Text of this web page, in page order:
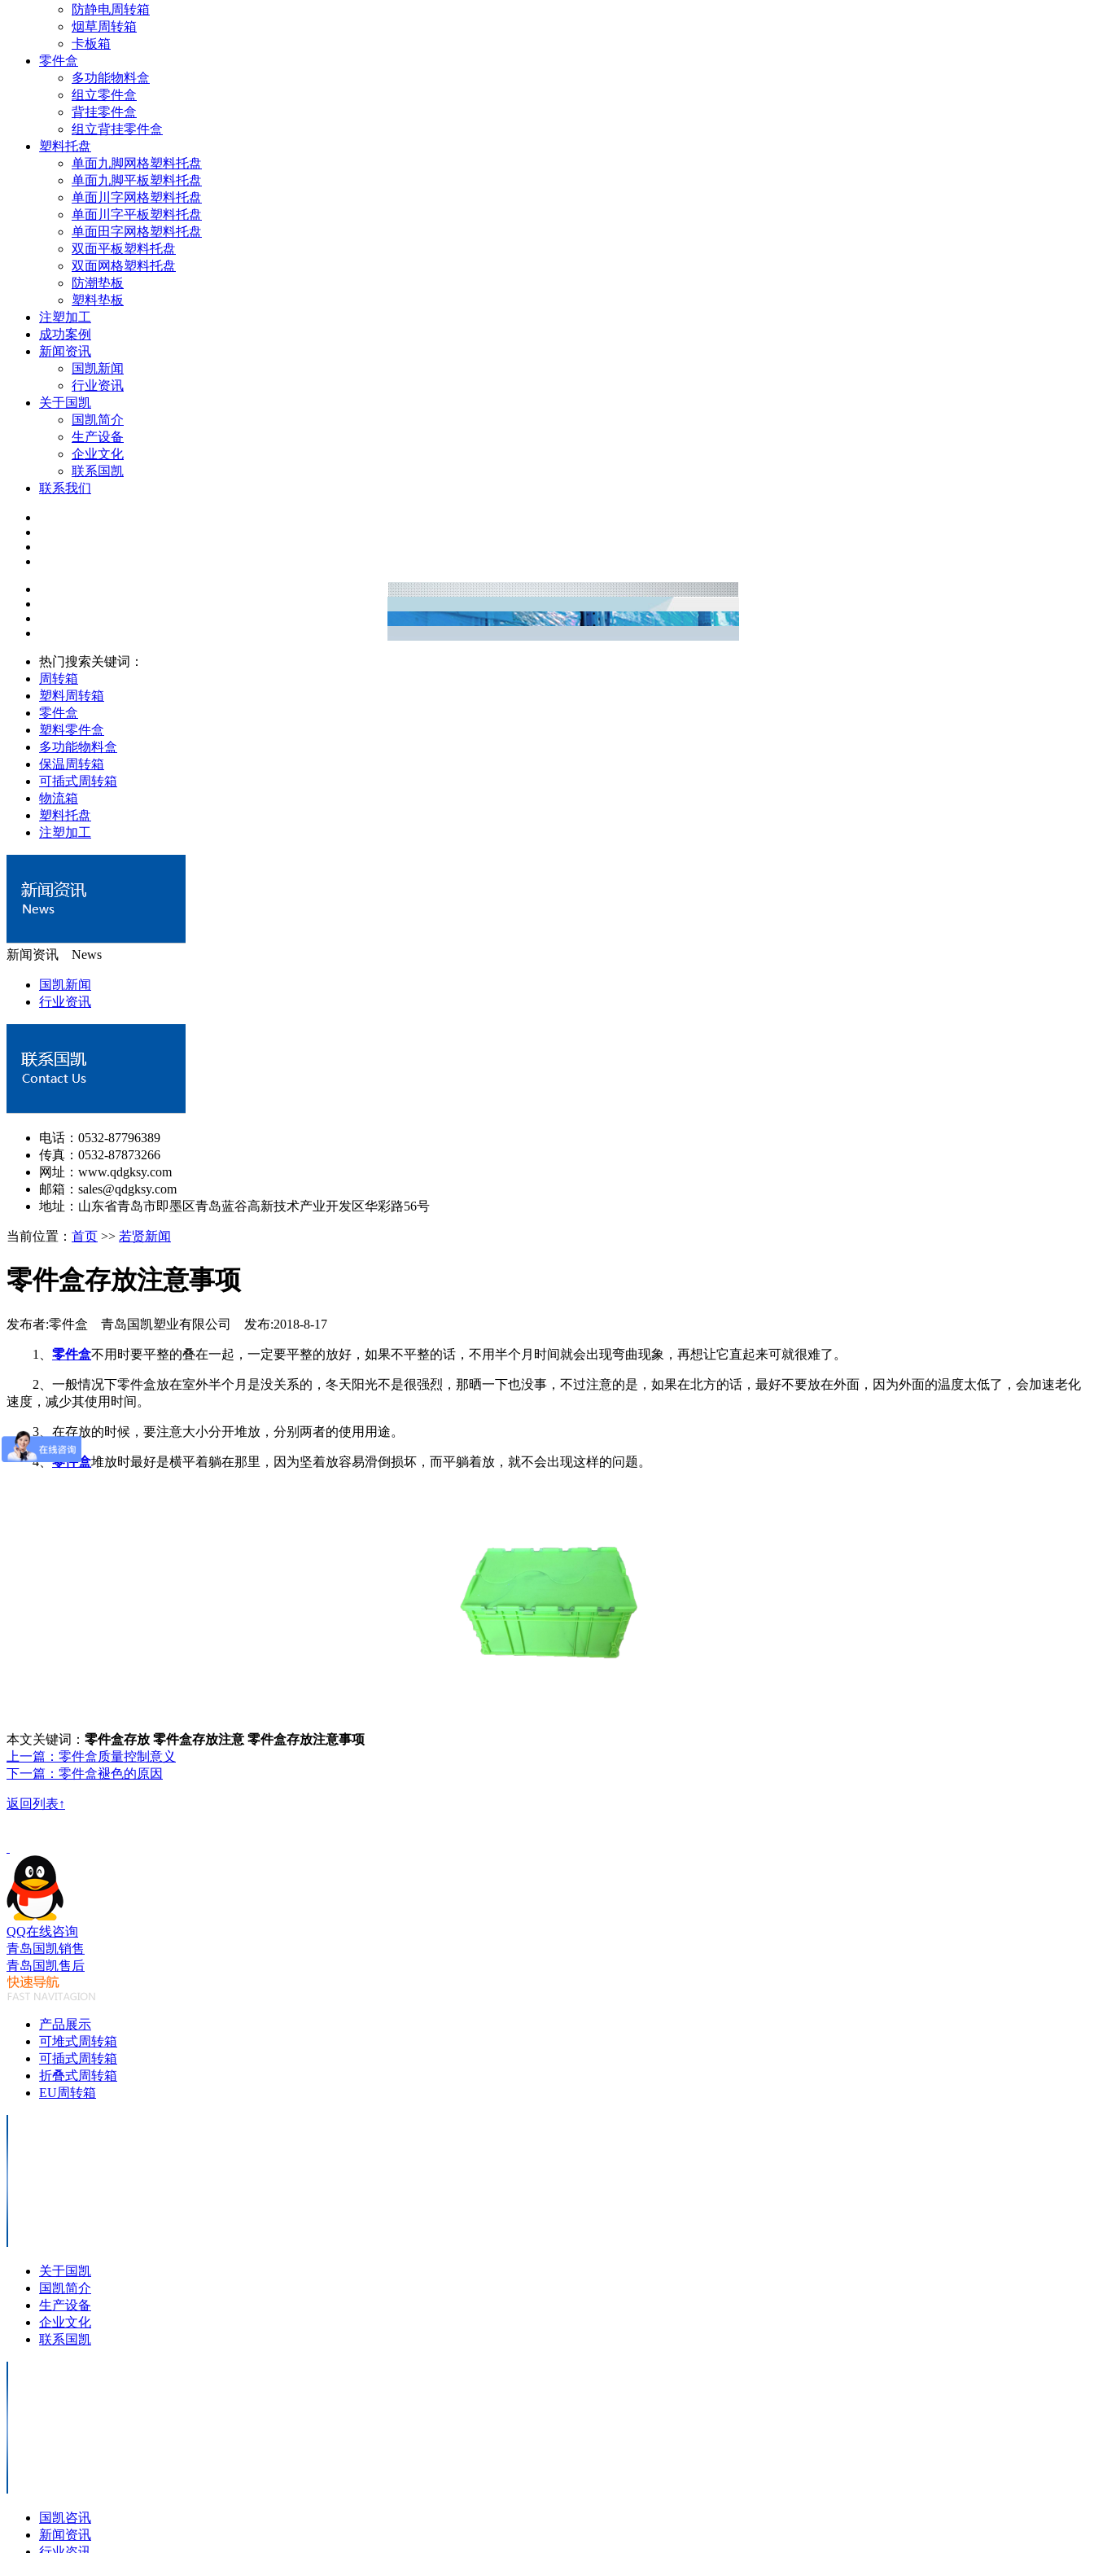
防静电周转箱
烟草周转箱
卡板箱
零件盒
多功能物料盒
组立零件盒
背挂零件盒
组立背挂零件盒
塑料托盘
单面九脚网格塑料托盘
单面九脚平板塑料托盘
单面川字网格塑料托盘
单面川字平板塑料托盘
单面田字网格塑料托盘
双面平板塑料托盘
双面网格塑料托盘
防潮垫板
塑料垫板
注塑加工
成功案例
新闻资讯
国凯新闻
行业资讯
关于国凯
国凯简介
生产设备
企业文化
联系国凯
联系我们
热门搜索关键词：
周转箱
塑料周转箱
零件盒
塑料零件盒
多功能物料盒
保温周转箱
可插式周转箱
物流箱
塑料托盘
注塑加工
新闻资讯 News
国凯新闻
行业资讯
电话：0532-87796389
传真：0532-87873266
网址：www.qdgksy.com
邮箱：sales@qdgksy.com
地址：山东省青岛市即墨区青岛蓝谷高新技术产业开发区华彩路56号
当前位置： 首页 >> 若贤新闻
零件盒存放注意事项
发布者:零件盒 青岛国凯塑业有限公司 发布:2018-8-17
1、 零件盒不用时要平整的叠在一起，一定要平整的放好，如果不平整的话，不用半个月时间就会出现弯曲现象，再想让它直起来可就很难了。
2、一般情况下零件盒放在室外半个月是没关系的，冬天阳光不是很强烈，那晒一下也没事，不过注意的是，如果在北方的话，最好不要放在外面，因为外面的温度太低了，会加速老化
速度，减少其使用时间。
3、在存放的时候，要注意大小分开堆放，分别两者的使用用途。
4、零件盒堆放时最好是横平着躺在那里，因为坚着放容易滑倒损坏，而平躺着放，就不会出现这样的问题。
本文关键词： 零件盒存放 零件盒存放注意 零件盒存放注意事项
上一篇：零件盒质量控制意义
下一篇：零件盒褪色的原因
返回列表↑
QQ在线咨询
青岛国凯销售
青岛国凯售后
产品展示
可堆式周转箱
可插式周转箱
折叠式周转箱
EU周转箱
关于国凯
国凯简介
生产设备
企业文化
联系国凯
国凯咨讯
新闻资讯